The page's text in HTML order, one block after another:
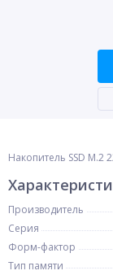
Накопитель SSD M.2
Производитель
Серия
Форм-фактор
Тип памяти